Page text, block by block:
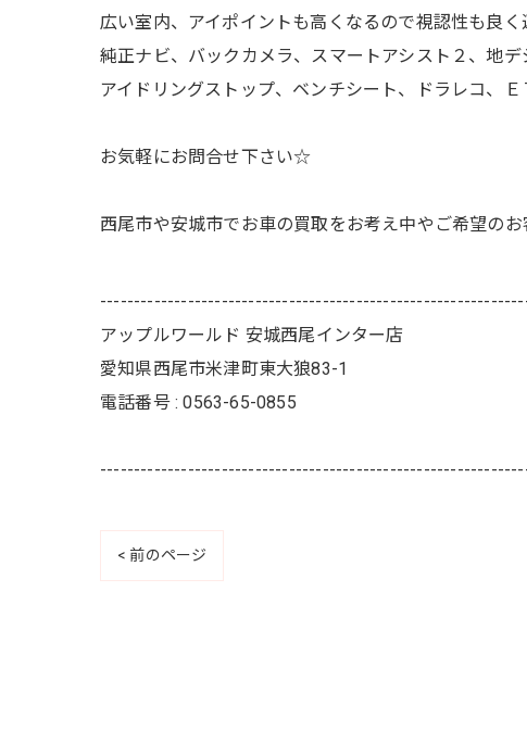
広い室内、アイポイントも高くなるので視認性も良
純正ナビ、バックカメラ、スマートアシスト２、地
アイドリングストップ、ベンチシート、ドラレコ、
お気軽にお問合せ下さい☆
西尾市や安城市でお車の買取をお考え中やご希望のお
アップルワールド 安城西尾インター店
愛知県西尾市米津町東大狼83-1
電話番号 : 0563-65-0855
< 前のページ